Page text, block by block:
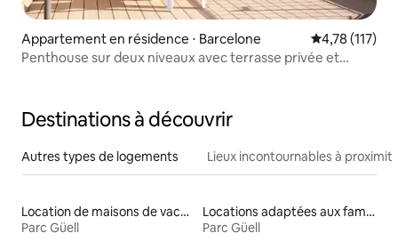
Appartement en résidence ⋅ Barcelone Évaluation
4,78 (117)
Penthouse sur deux niveaux avec terrasse privée et
Destinations à découvrir
Autres types de logements Lieux incontournables à
Location de maisons de vacances
Parc Güell
Locations adaptées aux familles
Parc Güell